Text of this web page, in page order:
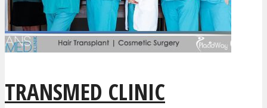
TRANSMED CLINIC